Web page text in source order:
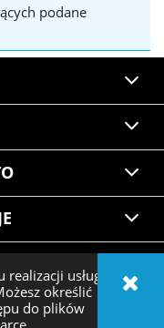
usług i
określić
do plików
podane
STRONY